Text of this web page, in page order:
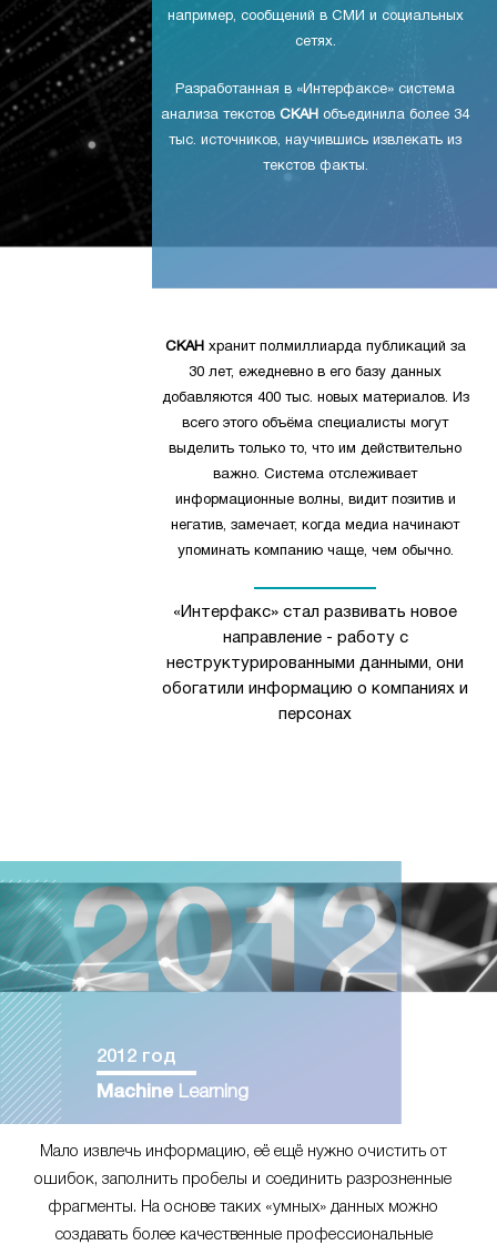
например, сообщений в СМИ и социальных
сетях.
Разработанная в «Интерфаксе» система
анализа текстов СКАН объединила более 34
тыс. источников, научившись извлекать из
текстов факты.
СКАН хранит полмиллиарда публикаций за
30 лет, ежедневно в его базу данных
добавляются 400 тыс. новых материалов. Из
всего этого объёма специалисты могут
выделить только то, что им действительно
важно. Система отслеживает
информационные волны, видит позитив и
негатив, замечает, когда медиа начинают
упоминать компанию чаще, чем обычно.
«Интерфакс» стал развивать новое
направление - работу с
неструктурированными данными, они
обогатили информацию о компаниях и
персонах
2012 год
Machine Learning
Мало извлечь информацию, её ещё нужно очистить от
ошибок, заполнить пробелы и соединить разрозненные
фрагменты. На основе таких «умных» данных можно
создавать более качественные профессиональные